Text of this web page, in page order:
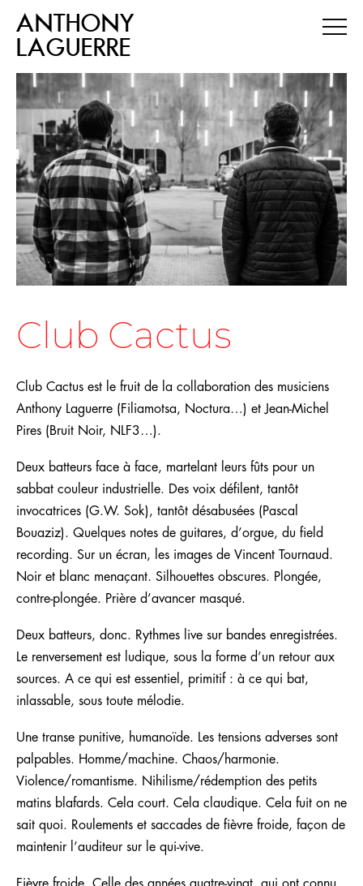
ANTHONY
LAGUERRE
Club Cactus
Club Cactus est le fruit de la collaboration des musiciens
Anthony Laguerre (Filiamotsa, Noctura…) et Jean-Michel
Pires (Bruit Noir, NLF3…).
Deux batteurs face à face, martelant leurs fûts pour un
sabbat couleur industrielle. Des voix défilent, tantôt
invocatrices (G.W. Sok), tantôt désabusées (Pascal
Bouaziz). Quelques notes de guitares, d’orgue, du field
recording. Sur un écran, les images de Vincent Tournaud.
Noir et blanc menaçant. Silhouettes obscures. Plongée,
contre-plongée. Prière d’avancer masqué.
Deux batteurs, donc. Rythmes live sur bandes enregistrées.
Le renversement est ludique, sous la forme d’un retour aux
sources. A ce qui est essentiel, primitif : à ce qui bat,
inlassable, sous toute mélodie.
Une transe punitive, humanoïde. Les tensions adverses sont
palpables. Homme/machine. Chaos/harmonie.
Violence/romantisme. Nihilisme/rédemption des petits
matins blafards. Cela court. Cela claudique. Cela fuit on ne
sait quoi. Roulements et saccades de fièvre froide, façon de
maintenir l’auditeur sur le qui-vive.